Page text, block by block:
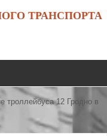
ТРАНСПОРТА
троллейбуса 12 Гродно в